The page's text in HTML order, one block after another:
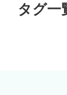
タグ一